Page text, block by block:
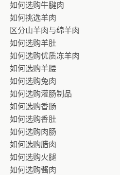
如何选购牛腱肉
如何挑选羊肉
区分山羊肉与绵羊肉
如何选购羊肚
如何选购优质冻羊肉
如何选购羊腰
如何选购兔肉
如何选购灌肠制品
如何选购香肠
如何选购香肚
如何选购肉肠
如何选购腊肉
如何选购火腿
如何选购酱肉